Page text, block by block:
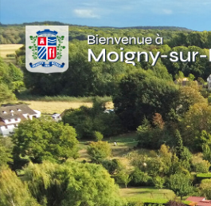
Aller au contenu